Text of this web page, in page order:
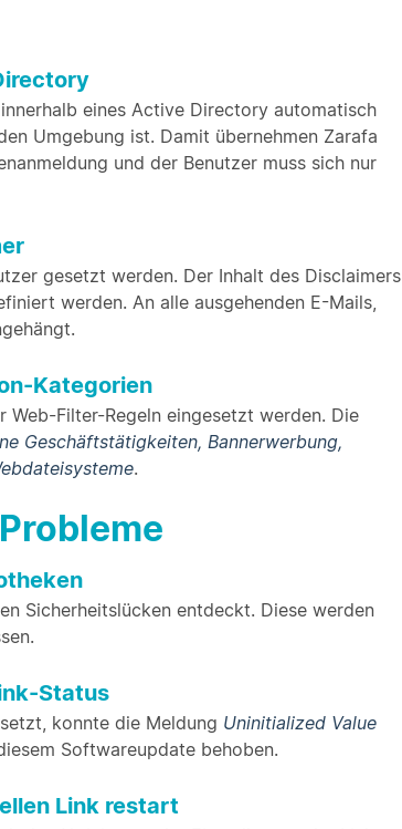
eines Active Directory automatisch
Umgebung ist. Damit übernehmen Zarafa
und der Benutzer muss sich nur
gesetzt werden. Der Inhalt des Disclaimers
werden. An alle ausgehenden E-Mails,
Kategorien
Filter-Regeln eingesetzt werden. Die
Geschäftstätigkeiten, Bannerwerbung,
.
Sicherheitslücken entdeckt. Diese werden
Status
konnte die Meldung Uninitialized Value
Softwareupdate behoben.
Link restart